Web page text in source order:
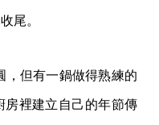
尾。
，但有一鍋做得熟練的
房裡建立自己的年節傳